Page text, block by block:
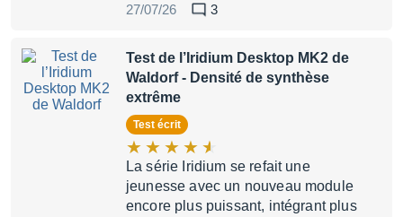
27/07/26
3
Test de l’Iridium Desktop MK2 de
Waldorf- Densité de synthèse
extrême
Test écrit
La série Iridium se refait une
jeunesse avec un nouveau module
encore plus puissant, intégrant plus